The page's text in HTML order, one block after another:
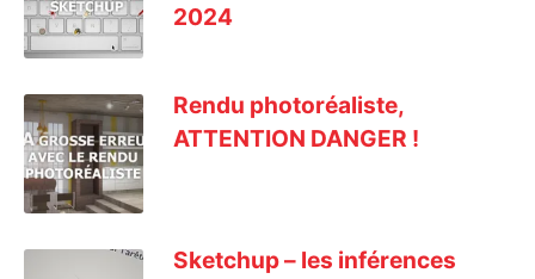
2024
Rendu photoréaliste,
ATTENTION DANGER !
Sketchup – les inférences